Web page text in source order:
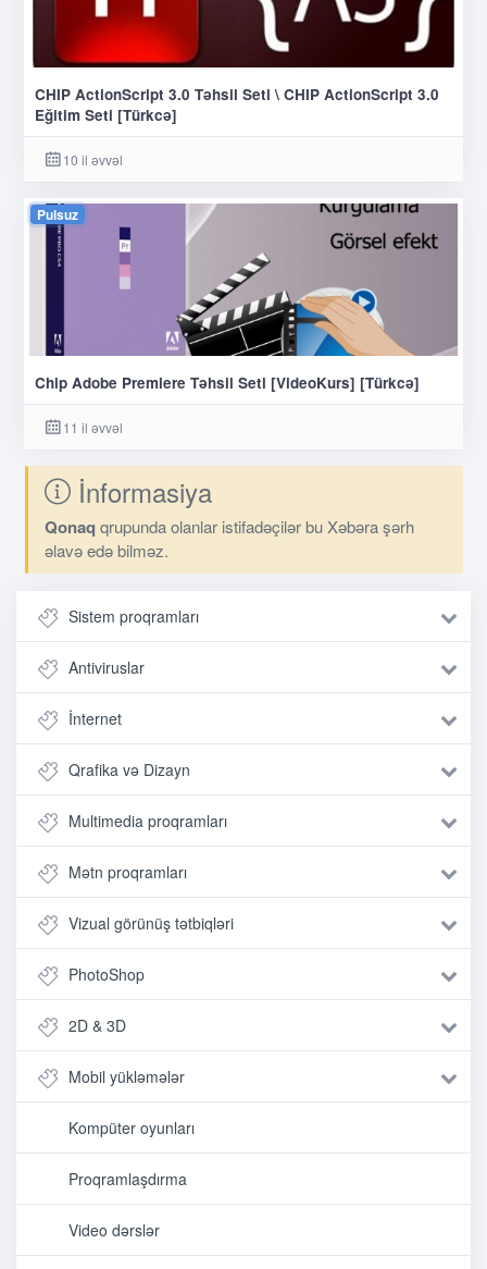
CHIP ActionScript 3.0 Təhsil Seti \ CHIP ActionScript 3.0
Eğitim Seti [Türkcə]
10 il əvvəl
Pulsuz
Chip Adobe Premiere Təhsil Seti [VideoKurs] [Türkcə]
11 il əvvəl
İnformasiya
Qonaq qrupunda olanlar istifadəçilər bu Xəbəra şərh
əlavə edə bilməz.
Sistem proqramları
Antiviruslar
İnternet
Qrafika və Dizayn
Multimedia proqramları
Mətn proqramları
Vizual görünüş tətbiqləri
PhotoShop
2D & 3D
Mobil yükləmələr
Kompüter oyunları
Proqramlaşdırma
Video dərslər